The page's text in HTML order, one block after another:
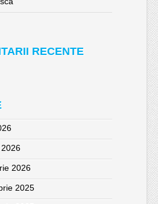
RECENTE
2026
2025